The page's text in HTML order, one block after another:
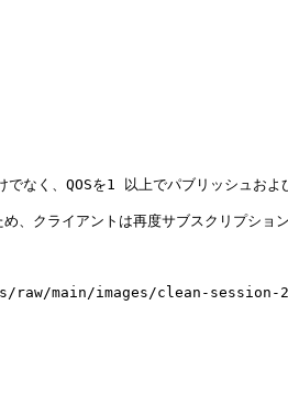
、QOSを1 以上でパブリッシュおよび
、クライアントは再度サブスクリプショ
main/images/clean-